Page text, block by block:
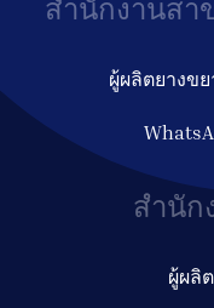
สำนักงานสา
ผู้ผลิตยางข
สำนัก
ผู้ผลิ